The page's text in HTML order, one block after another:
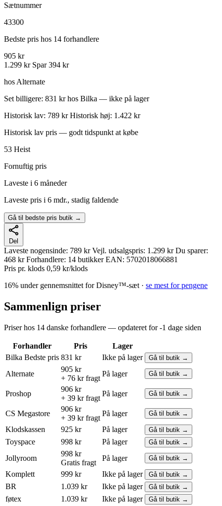
Sætnummer
43300
Bedste pris hos 14 forhandlere
905 kr
1.299 kr Spar 394 kr
hos Alternate
Set billigere: 831 kr hos Bilka — ikke på lager
Historisk lav: 789 kr Historisk høj: 1.422 kr
Historisk lav pris — godt tidspunkt at købe
53 Heist
Fornuftig pris
Laveste i 6 måneder
Laveste pris i 6 mdr., stadig faldende
Gå til bedste pris butik →
Del
Laveste nogensinde: 789 kr Vejl. udsalgspris: 1.299 kr Du sparer:
468 kr Forhandlere: 14 butikker EAN: 5702018066881
Pris pr. klods 0,59 kr/klods
16% under gennemsnittet for Disney™-sæt · se mest for pengene
Sammenlign priser
Priser hos 14 danske forhandlere — opdateret for -1 dage siden
Forhandler Pris
Lager
Bilka Bedste pris 831 kr Ikke på lager Gå til butik →
Alternate
905 kr
+ 76 kr fragt
På lager Gå til butik →
Proshop
906 kr
+ 39 kr fragt
På lager Gå til butik →
CS Megastore
906 kr
+ 39 kr fragt
På lager Gå til butik →
Klodskassen 925 kr På lager Gå til butik →
Toyspace 998 kr På lager Gå til butik →
Jollyroom
998 kr
Gratis fragt
På lager Gå til butik →
Komplett 999 kr Ikke på lager Gå til butik →
BR 1.039 kr Ikke på lager Gå til butik →
føtex 1.039 kr Ikke på lager Gå til butik →